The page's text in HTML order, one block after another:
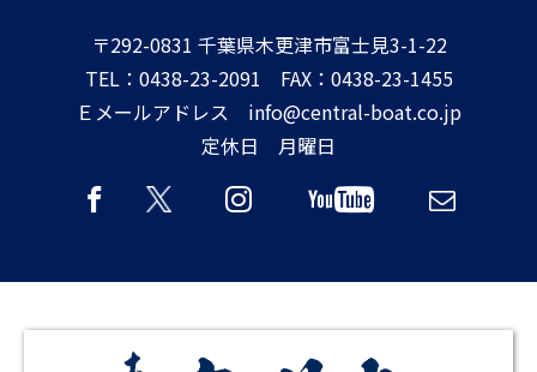
〒292-0831 千葉県木更津市富士見3-1-22
TEL：0438-23-2091 FAX：0438-23-1455
Ｅメールアドレス info@central-boat.co.jp
定休日 月曜日